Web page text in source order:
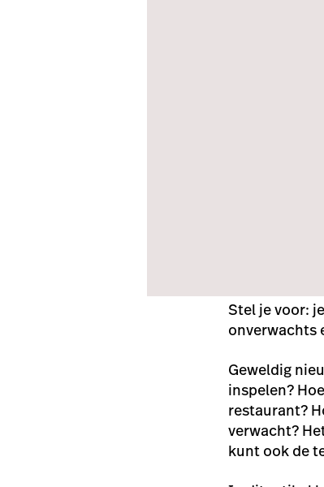
Stel je voor:
onverwachts
Geweldig
inspelen?
restaurant?
verwacht?
kunt ook de